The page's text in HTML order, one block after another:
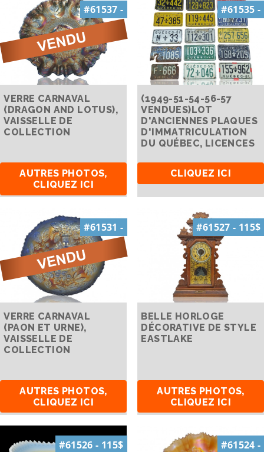
#61537 -
VERRE CARNAVAL
(DRAGON AND LOTUS),
VAISSELLE DE
COLLECTION
AUTRES PHOTOS,
CLIQUEZ ICI
#61535 -
(1949-51-54-56-57
VENDUES)LOT
D'ANCIENNES PLAQUES
D'IMMATRICULATION
DU QUÉBEC, LICENCES
CLIQUEZ ICI
#61531 -
VERRE CARNAVAL
(PAON ET URNE),
VAISSELLE DE
COLLECTION
AUTRES PHOTOS,
CLIQUEZ ICI
#61527 - 115$
BELLE HORLOGE
DÉCORATIVE DE STYLE
EASTLAKE
AUTRES PHOTOS,
CLIQUEZ ICI
#61526 - 115$ #61524 -